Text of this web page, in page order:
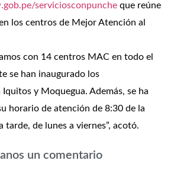
serviciosconpunche que reúne
los centros de Mejor Atención al
con 14 centros MAC en todo el
se han inaugurado los
y Moquegua. Además, se ha
horario de atención de 8:30 de la
tarde, de lunes a viernes”, acotó.
un comentario